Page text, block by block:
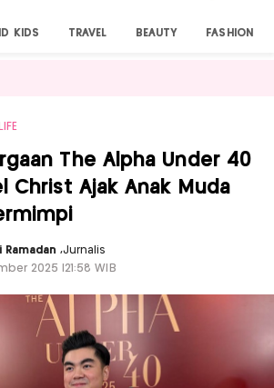
KIDS TRAVEL BEAUTY FASHION
LIFE
The Alpha Under 40
Christ Ajak Anak Muda
Ramadan,Jurnalis
2025 |21:58 WIB